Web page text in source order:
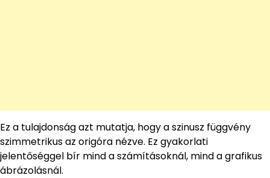
Ez a tulajdonság azt mutatja, hogy a szinusz függvény
szimmetrikus az origóra nézve. Ez gyakorlati
jelentőséggel bír mind a számításoknál, mind a grafikus
ábrázolásnál.